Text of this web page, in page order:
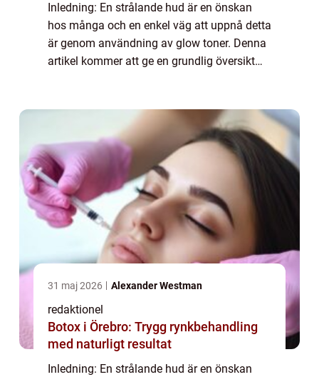
Inledning: En strålande hud är en önskan
hos många och en enkel väg att uppnå detta
är genom användning av glow toner. Denna
artikel kommer att ge en grundlig översikt
31 maj 2026 Alexander Westman
redaktionel
Botox i Örebro: Trygg rynkbehandling
med naturligt resultat
Inledning: En strålande hud är en önskan